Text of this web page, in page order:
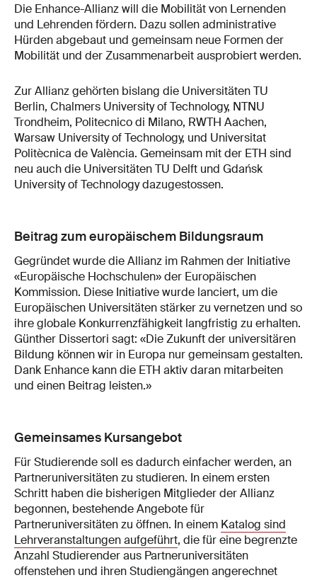
Die Enhance-Allianz will die Mobilität von Lernenden
und Lehrenden fördern. Dazu sollen administrative
Hürden abgebaut und gemeinsam neue Formen der
Mobilität und der Zusammenarbeit ausprobiert werden.
Zur Allianz gehörten bislang die Universitäten TU
Berlin, Chalmers University of Technology, NTNU
Trondheim, Politecnico di Milano, RWTH Aachen,
Warsaw University of Technology, und Universitat
Politècnica de València. Gemeinsam mit der ETH sind
neu auch die Universitäten TU Delft und Gdańsk
University of Technology dazugestossen.
Beitrag zum europäischem Bildungsraum
Gegründet wurde die Allianz im Rahmen der Initiative
«Europäische Hochschulen» der Europäischen
Kommission. Diese Initiative wurde lanciert, um die
Europäischen Universitäten stärker zu vernetzen und so
ihre globale Konkurrenzfähigkeit langfristig zu erhalten.
Günther Dissertori sagt: «Die Zukunft der universitären
Bildung können wir in Europa nur gemeinsam gestalten.
Dank Enhance kann die ETH aktiv daran mitarbeiten
und einen Beitrag leisten.»
Gemeinsames Kursangebot
Für Studierende soll es dadurch einfacher werden, an
Partneruniversitäten zu studieren. In einem ersten
Schritt haben die bisherigen Mitglieder der Allianz
begonnen, bestehende Angebote für
Partneruniversitäten zu öffnen. In einem Katalog sind
Lehrveranstaltungen aufgeführt, die für eine begrenzte
Anzahl Studierender aus Partneruniversitäten
offenstehen und ihren Studiengängen angerechnet